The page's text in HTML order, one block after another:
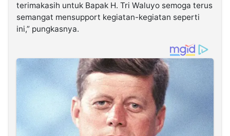
terimakasih untuk Bapak H. Tri Waluyo semoga terus
semangat mensupport kegiatan-kegiatan seperti
ini,” pungkasnya.